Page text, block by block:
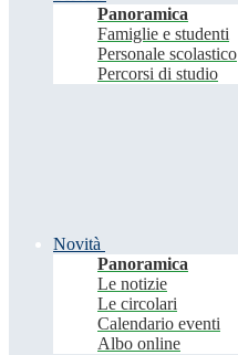
Panoramica
Famiglie e studenti
Personale scolastico
Percorsi di studio
Novità
Panoramica
Le notizie
Le circolari
Calendario eventi
Albo online